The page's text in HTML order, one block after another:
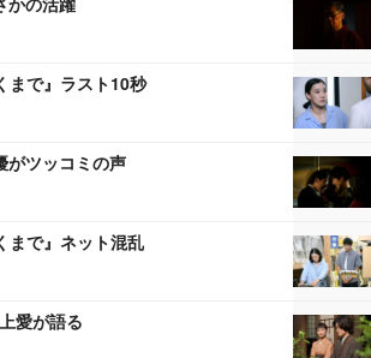
まで』ラスト10秒
がツッコミの声
まで』ネット混乱
愛が語る